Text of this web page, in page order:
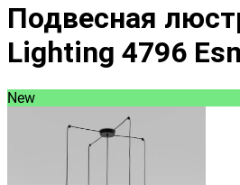
Подвесная
Lighting 4796
New